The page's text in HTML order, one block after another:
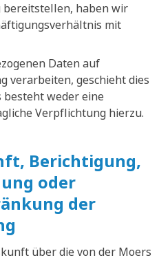
bereitstellen, haben wir
mit
Daten auf
verarbeiten, geschieht dies
besteht weder eine
Verpflichtung hierzu.
Berichtigung,
oder
der
über die von der Moers